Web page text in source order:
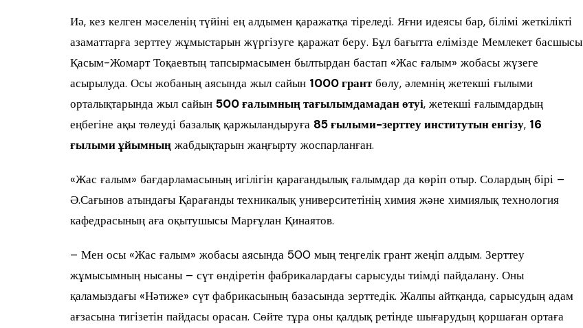
Иә, кез келген мәселенің түйіні ең алдымен қаражатқа тіреледі. Яғни идеясы бар, білімі жеткілікті
азаматтарға зерттеу жұмыстарын жүргізуге қаражат беру. Бұл бағытта елімізде Мемлекет басшысы
Қасым-Жомарт Тоқаевтың тапсырмасымен былтырдан бастап «Жас ғалым» жобасы жүзеге
асырылуда. Осы жобаның аясында жыл сайын 1000 грантбөлу, әлемнің жетекші ғылыми
орталықтарында жыл сайын 500 ғалымның тағылымдамадан өтуі, жетекші ғалымдардың
еңбегіне ақы төлеуді базалық қаржыландыруға 85 ғылыми-зерттеу институтын енгізу, 16
ғылыми ұйымның жабдықтарын жаңғырту жоспарланған.
«Жас ғалым» бағдарламасының игілігін қарағандылық ғалымдар да көріп отыр. Солардың бірі –
Ә.Сағынов атындағы Қарағанды техникалық университетінің химия және химиялық технология
кафедрасының аға оқытушысы Марғұлан Қинаятов.
– Мен осы «Жас ғалым» жобасы аясында 500 мың теңгелік грант жеңіп алдым. Зерттеу
жұмысымның нысаны – сүт өндіретін фабрикалардағы сарысуды тиімді пайдалану. Оны
қаламыздағы «Нәтиже» сүт фабрикасының базасында зерттедік. Жалпы айтқанда, сарысудың адам
ағзасына тигізетін пайдасы орасан. Сөйте тұра оны қалдық ретінде шығарудың қоршаған ортаға